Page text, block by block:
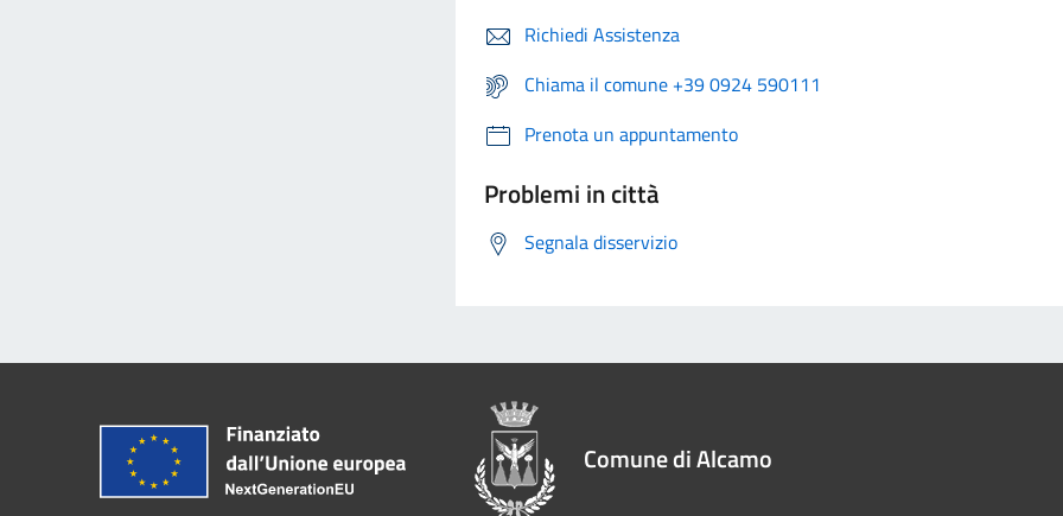
Richiedi Assistenza
Chiama il comune +39 0924 590111
Prenota un appuntamento
Problemi in città
Segnala disservizio
Comune di Alcamo